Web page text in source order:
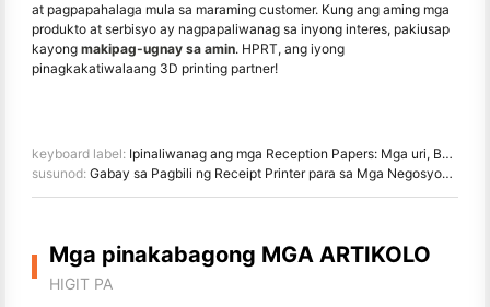
at pagpapahalaga mula sa maraming customer. Kung ang aming mga
produkto at serbisyo ay nagpapaliwanag sa inyong interes, pakiusap
kayong makipag-ugnay sa amin. HPRT, ang iyong
pinagkakatiwalaang 3D printing partner!
keyboard label: Ipinaliwanag ang mga Reception Papers: Mga uri, BPA Safety Concerns & Environmental Impact
susunod: Gabay sa Pagbili ng Receipt Printer para sa Mga Negosyong Retail at Restaurant
Mga pinakabagong MGA ARTIKOLO
HIGIT PA